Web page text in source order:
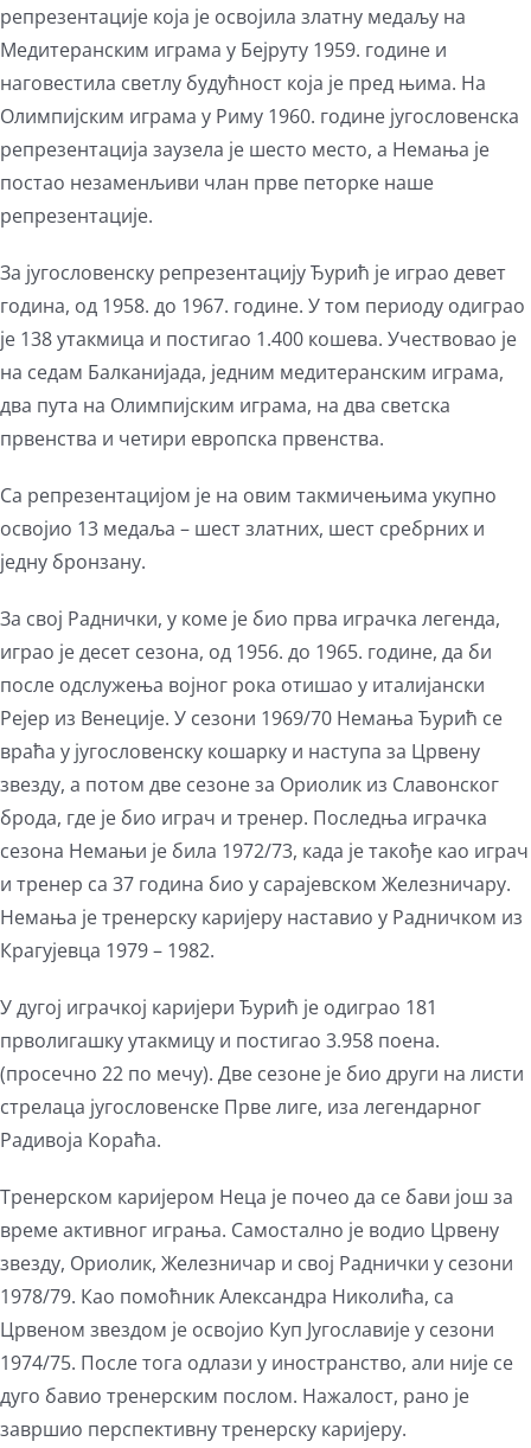
репрезентације која је освојила златну медаљу на
Медитеранским играма у Бејруту 1959. године и
наговестила светлу будућност која је пред њима. На
Олимпијским играма у Риму 1960. године југословенска
репрезентација заузела је шесто место, а Немања је
постао незаменљиви члан прве петорке наше
репрезентације.
За југословенску репрезентацију Ђурић је играо девет
година, од 1958. до 1967. године. У том периоду одиграо
је 138 утакмица и постигао 1.400 кошева. Учествовао је
на седам Балканијада, једним медитеранским играма,
два пута на Олимпијским играма, на два светска
првенства и четири европска првенства.
Са репрезентацијом је на овим такмичењима укупно
освојио 13 медаља – шест златних, шест сребрних и
једну бронзану.
За свој Раднички, у коме је био прва играчка легенда,
играо је десет сезона, од 1956. до 1965. године, да би
после одслужења војног рока отишао у италијански
Рејер из Венеције. У сезони 1969/70 Немања Ђурић се
враћа у југословенску кошарку и наступа за Црвену
звезду, а потом две сезоне за Ориолик из Славонског
брода, где је био играч и тренер. Последња играчка
сезона Немањи је била 1972/73, када је такође као играч
и тренер са 37 година био у сарајевском Железничару.
Немања је тренерску каријеру наставио у Радничком из
Крагујевца 1979 – 1982.
У дугој играчкој каријери Ђурић је одиграо 181
прволигашку утакмицу и постигао 3.958 поена.
(просечно 22 по мечу). Две сезоне је био други на листи
стрелаца југословенске Прве лиге, иза легендарног
Радивоја Кораћа.
Тренерском каријером Неца је почео да се бави још за
време активног играња. Самостално је водио Црвену
звезду, Ориолик, Железничар и свој Раднички у сезони
1978/79. Као помоћник Александра Николића, са
Црвеном звездом је освојио Куп Југославије у сезони
1974/75. После тога одлази у иностранство, али није се
дуго бавио тренерским послом. Нажалост, рано је
завршио перспективну тренерску каријеру.